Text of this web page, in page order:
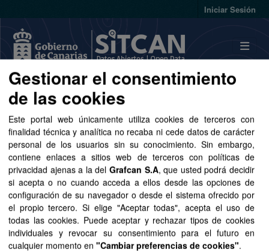
Iniciar Sesión
Conjuntos de datos
Ordenar por
1 conjunto de datos encontrado
Organizaciones: GRAFCAN Formatos:
SHP
Gestionar el consentimiento
de las cookies
Este portal web únicamente utiliza cookies de terceros con
finalidad técnica y analítica no recaba ni cede datos de carácter
personal de los usuarios sin su conocimiento. Sin embargo,
contiene enlaces a sitios web de terceros con políticas de
privacidad ajenas a la del Grafcan S.A, que usted podrá decidir
si acepta o no cuando acceda a ellos desde las opciones de
configuración de su navegador o desde el sistema ofrecido por
el propio tercero. Si elige "Aceptar todas", acepta el uso de
todas las cookies. Puede aceptar y rechazar tipos de cookies
individuales y revocar su consentimiento para el futuro en
cualquier momento en "Cambiar preferencias de cookies".